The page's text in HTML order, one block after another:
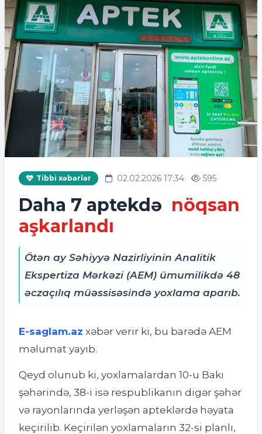
Tibbi xəbərlər 02.02.2026 17:34 595
Daha 7 aptekdə nöqsan
aşkarlandı
Ötən ay Səhiyyə Nazirliyinin Analitik
Ekspertiza Mərkəzi (AEM) ümumilikdə 48
əczaçılıq müəssisəsində yoxlama aparıb.
E-saglam.az xəbər verir ki, bu barədə AEM
məlumat yayıb.
Qeyd olunub ki, yoxlamalardan 10-u Bakı
şəhərində, 38-i isə respublikanın digər şəhər
və rayonlarında yerləşən apteklərdə həyata
keçirilib. Keçirilən yoxlamaların 32-si planlı,